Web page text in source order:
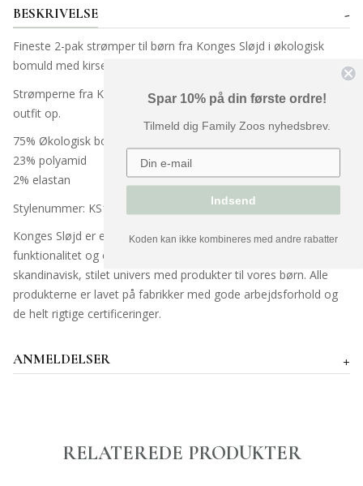
BESKRIVELSE
Fineste 2-pak strømper til børn fra Konges Sløjd i økologisk
bomuld med kirsebær.
Strømperne fra Konges Sløjd er perfekte til at pifte ethvert
outfit op.
75% Økologisk bomuld
23% polyamid
2% elastan
Stylenummer: KS103642
Konges Sløjd er et dansk mærke, som står for kvalitet,
funktionalitet og enkelthed. Konges Sløjd har lavet et enkelt,
skandinavisk, stilet univers med produkter til vores børn. Alle
produkterne er lavet på fabrikker med gode arbejdsforhold og
de helt rigtige certificeringer.
ANMELDELSER
RELATEREDE PRODUKTER
Spar 10% på din første ordre!
Tilmeld dig Family Zoos nyhedsbrev.
Indsend
Koden kan ikke kombineres med andre rabatter